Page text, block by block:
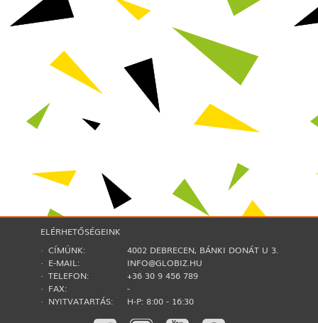
ELÉRHETŐSÉGEINK
· CÍMÜNK:
4002 DEBRECEN, BÁNKI DONÁT U 3.
· E-MAIL:
INFO@GLOBIZ.HU
· TELEFON:
+36 30 9 456 789
· FAX:
-
· NYITVATARTÁS:
H-P: 8:00 - 16:30